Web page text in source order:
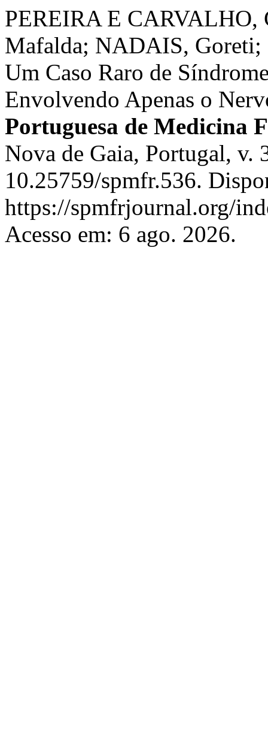
PEREIRA E
Mafalda; NADAIS, Goreti;
Um Caso Raro de
Envolvendo Apenas o
Portuguesa de Medicina
Nova de Gaia, Portugal,
10.25759/spmfr.536.
https://spmfrjournal.org/
Acesso em: 6 ago. 2026.